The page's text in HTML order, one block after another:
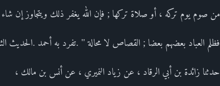
من صوم يوم تركه ، أو صلاة تركها ; فإن الله يغفر ذلك ويتجاوز إن شاء .
فظلم العباد بعضهم بعضا ; القصاص لا محالة " .تفرد به أحمد .الحديث
حدثنا زائدة بن أبي الرقاد ، عن زياد النميري ، عن أنس بن مالك ،